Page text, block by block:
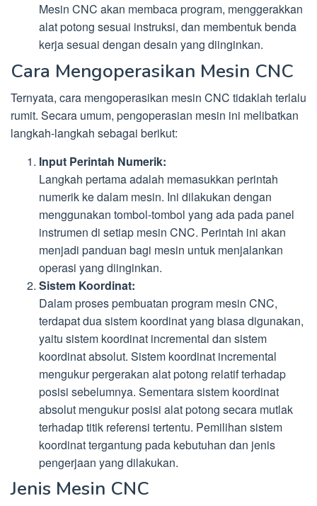
Mesin CNC akan membaca program, menggerakkan
alat potong sesuai instruksi, dan membentuk benda
kerja sesuai dengan desain yang diinginkan.
Cara Mengoperasikan Mesin CNC
Ternyata, cara mengoperasikan mesin CNC tidaklah terlalu
rumit. Secara umum, pengoperasian mesin ini melibatkan
langkah-langkah sebagai berikut:
Input Perintah Numerik:
Langkah pertama adalah memasukkan perintah
numerik ke dalam mesin. Ini dilakukan dengan
menggunakan tombol-tombol yang ada pada panel
instrumen di setiap mesin CNC. Perintah ini akan
menjadi panduan bagi mesin untuk menjalankan
operasi yang diinginkan.
Sistem Koordinat:
Dalam proses pembuatan program mesin CNC,
terdapat dua sistem koordinat yang biasa digunakan,
yaitu sistem koordinat incremental dan sistem
koordinat absolut. Sistem koordinat incremental
mengukur pergerakan alat potong relatif terhadap
posisi sebelumnya. Sementara sistem koordinat
absolut mengukur posisi alat potong secara mutlak
terhadap titik referensi tertentu. Pemilihan sistem
koordinat tergantung pada kebutuhan dan jenis
pengerjaan yang dilakukan.
Jenis Mesin CNC